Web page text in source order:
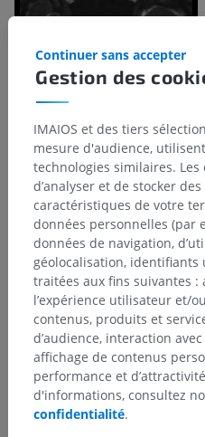
Hiérarchie
Gestion des
Continuer sans accepter
IMAIOS et des tiers
mesure d'audience,
technologies similaires.
d’analyser et de stocker
caractéristiques de votre
données personnelles (par
données de navigation,
géolocalisation, identifiants
traitées aux fins suivantes
l’expérience utilisateur et/
contenus, produits et
d’audience, interaction
affichage de contenus
performance et
d'informations, consultez
confidentialité.